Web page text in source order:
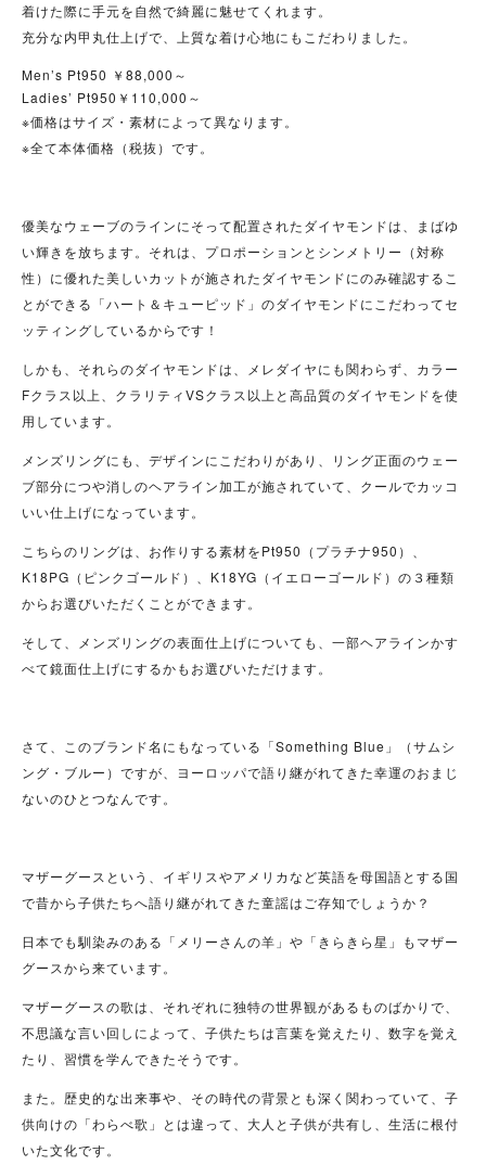
着けた際に手元を自然で綺麗に魅せてくれます。
充分な内甲丸仕上げで、上質な着け心地にもこだわりました。
Men’s Pt950 ￥88,000～
Ladies’ Pt950￥110,000～
※価格はサイズ・素材によって異なります。
※全て本体価格（税抜）です。
優美なウェーブのラインにそって配置されたダイヤモンドは、まばゆ
い輝きを放ちます。それは、プロポーションとシンメトリー（対称
性）に優れた美しいカットが施されたダイヤモンドにのみ確認するこ
とができる「ハート＆キューピッド」のダイヤモンドにこだわってセ
ッティングしているからです！
しかも、それらのダイヤモンドは、メレダイヤにも関わらず、カラー
Fクラス以上、クラリティVSクラス以上と高品質のダイヤモンドを使
用しています。
メンズリングにも、デザインにこだわりがあり、リング正面のウェー
ブ部分につや消しのヘアライン加工が施されていて、クールでカッコ
いい仕上げになっています。
こちらのリングは、お作りする素材をPt950（プラチナ950）、
K18PG（ピンクゴールド）、K18YG（イエローゴールド）の３種類
からお選びいただくことができます。
そして、メンズリングの表面仕上げについても、一部ヘアラインかす
べて鏡面仕上げにするかもお選びいただけます。
さて、このブランド名にもなっている「Something Blue」（サムシ
ング・ブルー）ですが、ヨーロッパで語り継がれてきた幸運のおまじ
ないのひとつなんです。
マザーグースという、イギリスやアメリカなど英語を母国語とする国
で昔から子供たちへ語り継がれてきた童謡はご存知でしょうか？
日本でも馴染みのある「メリーさんの羊」や「きらきら星」もマザー
グースから来ています。
マザーグースの歌は、それぞれに独特の世界観があるものばかりで、
不思議な言い回しによって、子供たちは言葉を覚えたり、数字を覚え
たり、習慣を学んできたそうです。
また。歴史的な出来事や、その時代の背景とも深く関わっていて、子
供向けの「わらべ歌」とは違って、大人と子供が共有し、生活に根付
いた文化です。